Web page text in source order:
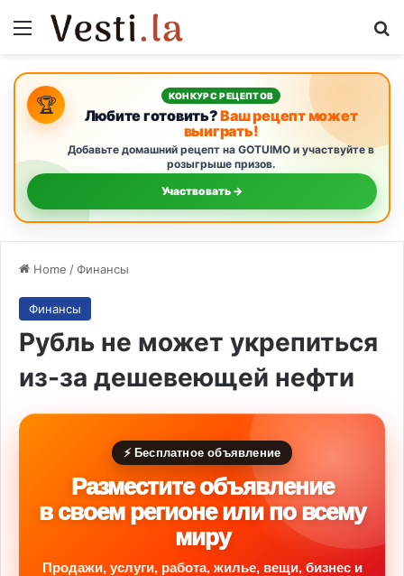
Menu
🏆 КОНКУРС РЕЦЕПТОВ
Любите готовить?Ваш рецепт может
выиграть!
Добавьте домашний рецепт на GOTUIMO и участвуйте в
розыгрыше призов.
Участвовать →
Home /Финансы
Финансы
Рубль не может укрепиться
из-за дешевеющей нефти
⚡ Бесплатное объявление
Разместите объявление
в своем регионе или по всему
миру
Продажи, услуги, работа, жилье, вещи, бизнес и